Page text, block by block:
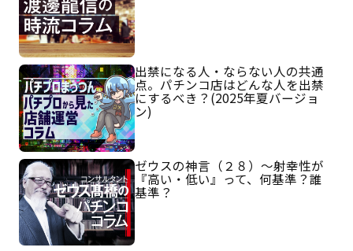
出禁になる人・ならない人の共通
点。パチンコ店はどんな人を出禁
にするべき？(2025年夏バージョ
ン)
ゼウスの神言（２８）～射幸性が
『高い・低い』って、何基準？誰
基準？